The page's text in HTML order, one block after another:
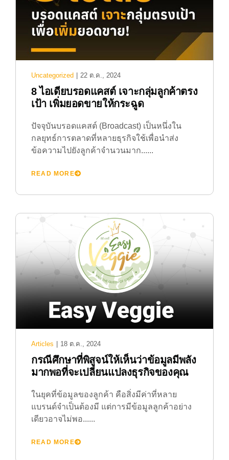
Uncategorized 22 ต.ค., 2024
8 ไอเดียบรอดแคสต์ เจาะกลุ่มลูกค้าตรง
เป้า เพิ่มยอดขายให้กระฉูด
ปัจจุบันบรอดแคสต์ (Broadcast) เป็นหนึ่งใน
กลยุทธ์การตลาดที่หลายธุรกิจใช้เพื่อนำส่ง
ข้อความไปยังลูกค้าจำนวนมาก......
READ MORE
Articles 18 ต.ค., 2024
กรณีศึกษาที่พิสูจน์ให้เห็นว่าข้อมูลมีพลัง
มากพอที่จะเปลี่ยนแปลงธุรกิจของคุณ
ในยุคที่ข้อมูลของลูกค้า คือสิ่งมีค่าที่หลาย
แบรนด์จำเป็นต้องมี แต่การมีข้อมูลลูกค้าอย่าง
เดียวอาจไม่พอ......
READ MORE